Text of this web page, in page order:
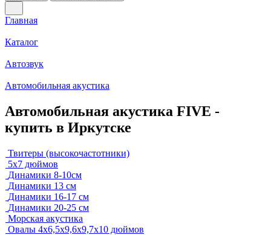
Главная
Каталог
Автозвук
Автомобильная акустика
Автомобильная акустика FIVE -
купить в Иркутске
Твитеры (высокочастотники)
5x7 дюймов
Динамики 8-10см
Динамики 13 см
Динамики 16-17 см
Динамики 20-25 см
Морская акустика
Овалы 4х6,5х9,6x9,7х10 дюймов